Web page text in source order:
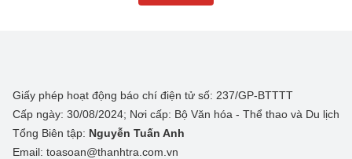
Giấy phép hoạt động báo chí điện tử số: 237/GP-BTTTT
Cấp ngày: 30/08/2024; Nơi cấp: Bộ Văn hóa - Thể thao và Du lịch
Tổng Biên tập: Nguyễn Tuấn Anh
Email: toasoan@thanhtra.com.vn